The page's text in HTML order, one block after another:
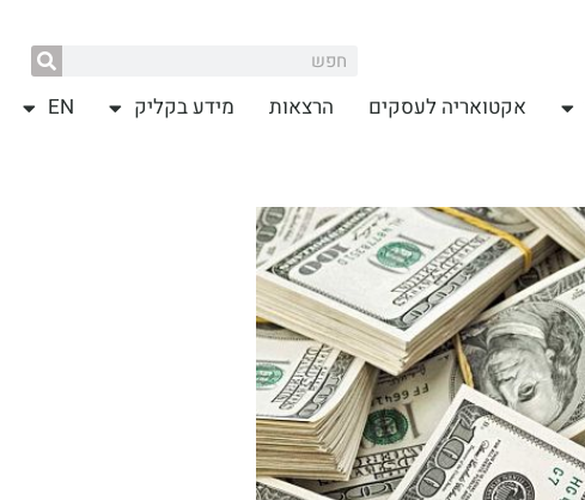
אקטואריה לעסקים הרצאות מידע בקליק EN